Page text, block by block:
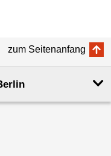
zum Seitenanfang